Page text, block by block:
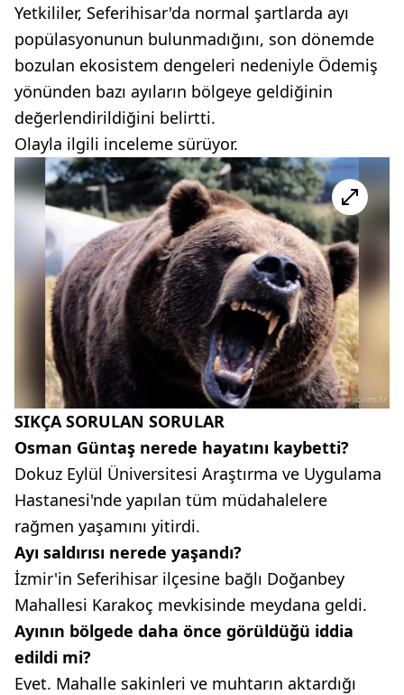
Yetkililer, Seferihisar'da normal şartlarda ayı
popülasyonunun bulunmadığını, son dönemde
bozulan ekosistem dengeleri nedeniyle Ödemiş
yönünden bazı ayıların bölgeye geldiğinin
değerlendirildiğini belirtti.
Olayla ilgili inceleme sürüyor.
SIKÇA SORULAN SORULAR
Osman Güntaş nerede hayatını kaybetti?
Dokuz Eylül Üniversitesi Araştırma ve Uygulama
Hastanesi'nde yapılan tüm müdahalelere
rağmen yaşamını yitirdi.
Ayı saldırısı nerede yaşandı?
İzmir'in Seferihisar ilçesine bağlı Doğanbey
Mahallesi Karakoç mevkisinde meydana geldi.
Ayının bölgede daha önce görüldüğü iddia
edildi mi?
Evet. Mahalle sakinleri ve muhtarın aktardığı